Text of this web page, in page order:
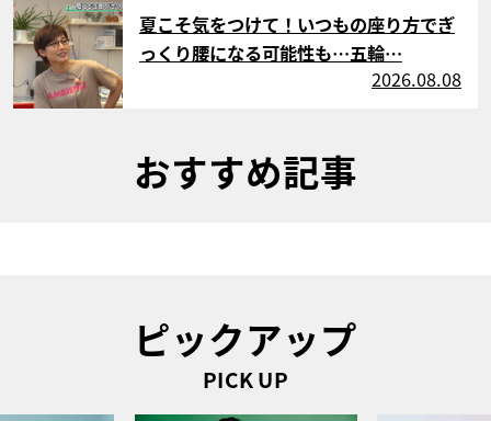
サムネイル
夏こそ気をつけて！いつもの座り方でぎ
っくり腰になる可能性も…五輪…
2026.08.08
おすすめ記事
ピックアップ
PICK UP